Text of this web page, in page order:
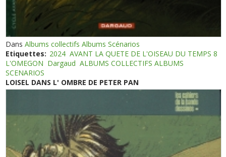
DansAlbums collectifs Albums Scénarios
Etiquettes: 2024 AVANT LA QUETE DE L'OISEAU DU TEMPS 8
L'OMEGON Dargaud ALBUMS COLLECTIFS ALBUMS
SCENARIOS
LOISEL DANS L' OMBRE DE PETER PAN